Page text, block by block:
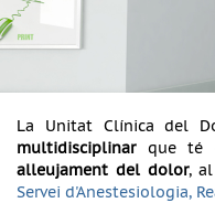
La Unitat Clínica del
multidisciplinarque té
alleujament del dolor,
Servei d'Anestesiologia,